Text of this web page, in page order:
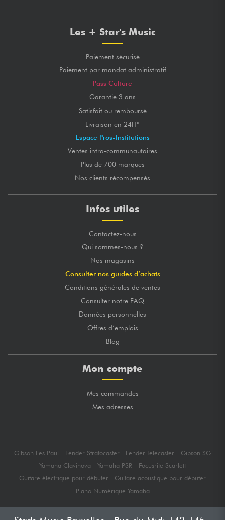
Les + Star's Music
Paiement sécurisé
Paiement par mandat administratif
Pass Culture
Garantie 3 ans
Satisfait ou remboursé
Livraison en 24H*
Espace Pros-Institutions
Ventes intra-communautaires
Plus de 700 marques
Nos clients récompensés
Infos utiles
Contactez-nous
Qui sommes-nous ?
Nos magasins
Consulter nos guides d’achats
Conditions générales de ventes
Consulter notre FAQ
Données personnelles
Offres d’emplois
Blog
Mon compte
Mes commandes
Mes adresses
Gibson Les Paul Fender Stratocaster Fender Telecaster
Gibson SG
Yamaha Clavinova
Yamaha PSR
Focusrite Scarlett
Guitare électrique pour débuter
Guitare acoustique pour débuter
Piano Numérique Yamaha